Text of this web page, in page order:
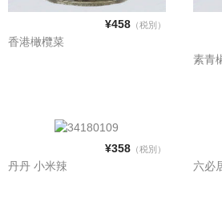
¥458（税別）
香港橄欖菜
素青
¥358（税別）
丹丹 小米辣 六必